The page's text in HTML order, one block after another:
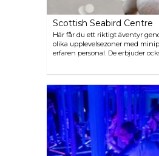
Scottish Seabird Centre
Här får du ett riktigt äventyr
olika upplevelsezoner med
erfaren personal. De erbjuder
säsongsbetonade båtturer och